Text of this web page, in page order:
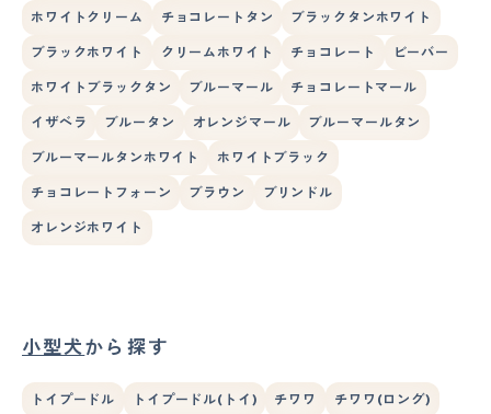
ホワイトクリーム チョコレートタン ブラックタンホワイト
ブラックホワイト クリームホワイト チョコレート ビーバー
ホワイトブラックタン ブルーマール チョコレートマール
イザベラ ブルータン オレンジマール ブルーマールタン
ブルーマールタンホワイト ホワイトブラック
チョコレートフォーン ブラウン ブリンドル
オレンジホワイト
小型犬から探す
トイプードル トイプードル(トイ) チワワ チワワ(ロング)